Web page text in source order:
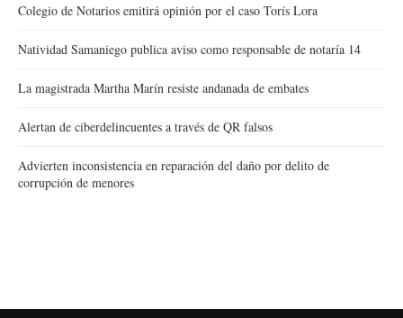
Colegio de Notarios emitirá opinión por el caso Torís Lora
Natividad Samaniego publica aviso como responsable de notaría 14
La magistrada Martha Marín resiste andanada de embates
Alertan de ciberdelincuentes a través de QR falsos
Advierten inconsistencia en reparación del daño por delito de
corrupción de menores